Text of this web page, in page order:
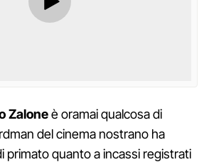
Zaloneè oramai qualcosa di
del cinema nostrano ha
primato quanto a incassi registrati